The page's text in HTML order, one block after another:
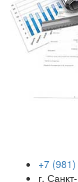
+7
г.